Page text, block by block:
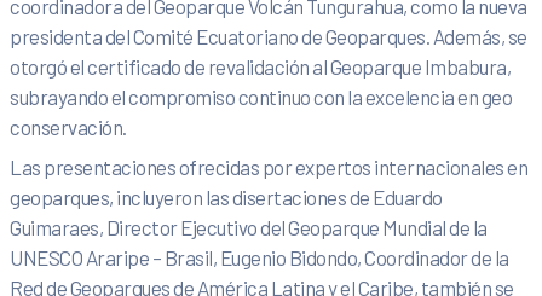
coordinadora del Geoparque Volcán Tungurahua, como la nueva
presidenta del Comité Ecuatoriano de Geoparques. Además, se
otorgó el certificado de revalidación al Geoparque Imbabura,
subrayando el compromiso continuo con la excelencia en geo
conservación.
Las presentaciones ofrecidas por expertos internacionales en
geoparques, incluyeron las disertaciones de Eduardo
Guimaraes, Director Ejecutivo del Geoparque Mundial de la
UNESCO Araripe – Brasil, Eugenio Bidondo, Coordinador de la
Red de Geoparques de América Latina y el Caribe, también se